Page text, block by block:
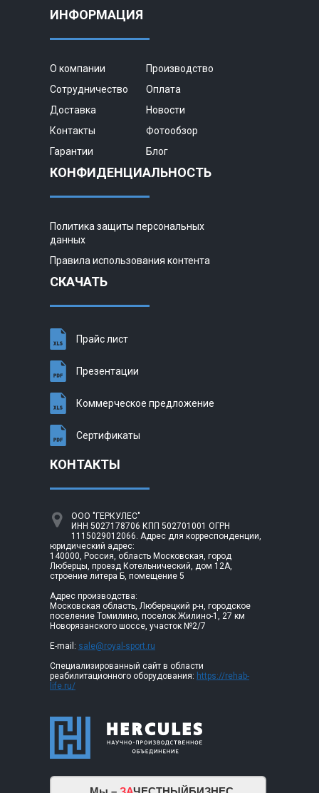
ИНФОРМАЦИЯ
О компании
Производство
Сотрудничество
Оплата
Доставка
Новости
Контакты
Фотообзор
Гарантии
Блог
КОНФИДЕНЦИАЛЬНОСТЬ
Политика защиты персональных
данных
Правила использования контента
СКАЧАТЬ
Прайс лист
Презентации
Коммерческое предложение
Сертификаты
КОНТАКТЫ
ООО "ГЕРКУЛЕС"
ИНН 5027178706 КПП 502701001 ОГРН
1115029012066. Адрес для корреспонденции,
юридический адрес:
140000, Россия, область Московская, город
Люберцы, проезд Котельнический, дом 12А,
строение литера Б, помещение 5
Адрес производства:
Московская область, Люберецкий р-н, городское
поселение Томилино, поселок Жилино-1, 27 км
Новорязанского шоссе, участок №2/7
E-mail: sale@royal-sport.ru
Специализированный сайт в области
реабилитационного оборудования: https://rehab-
life.ru/